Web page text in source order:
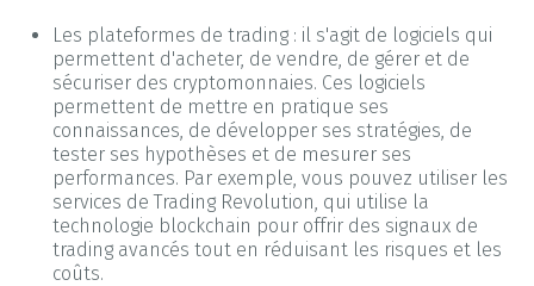
Les plateformes de trading : il s'agit de logiciels qui
permettent d'acheter, de vendre, de gérer et de
sécuriser des cryptomonnaies. Ces logiciels
permettent de mettre en pratique ses
connaissances, de développer ses stratégies, de
tester ses hypothèses et de mesurer ses
performances. Par exemple, vous pouvez utiliser les
services de Trading Revolution, qui utilise la
technologie blockchain pour offrir des signaux de
trading avancés tout en réduisant les risques et les
coûts.